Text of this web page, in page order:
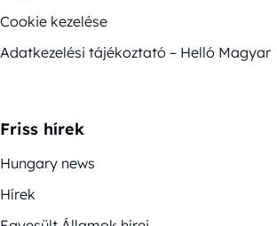
Cookie kezelése
Adatkezelési tájékoztató – Helló Magyar
Friss hírek
Hungary news
Hírek